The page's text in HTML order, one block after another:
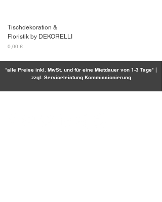
Tischdekoration &
Floristik by DEKORELLI
Preis
0,00 €
*alle Preise inkl. MwSt. und für eine Mietdauer von 1-3 Tage* |
zzgl. Serviceleistung Kommissionierung